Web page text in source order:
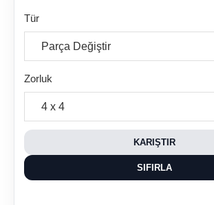
Tür
Zorluk
KARIŞTIR
SIFIRLA